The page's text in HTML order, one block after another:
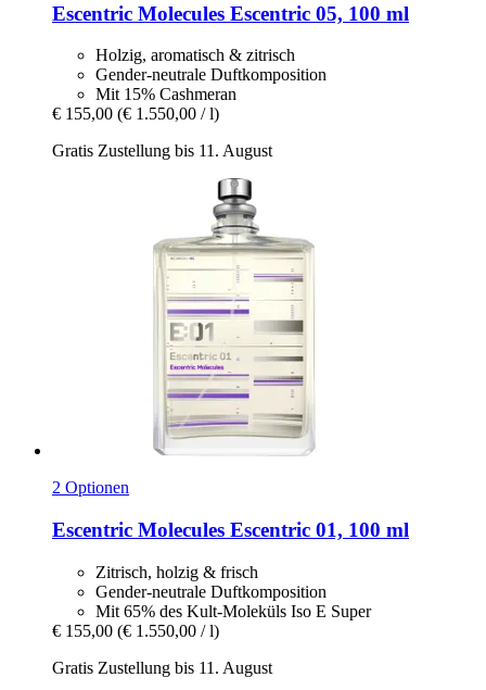
Escentric Molecules Escentric 05, 100 ml
Holzig, aromatisch & zitrisch
Gender-neutrale Duftkomposition
Mit 15% Cashmeran
€ 155,00 (€ 1.550,00 / l)
Gratis Zustellung bis 11. August
2 Optionen
Escentric Molecules Escentric 01, 100 ml
Zitrisch, holzig & frisch
Gender-neutrale Duftkomposition
Mit 65% des Kult-Moleküls Iso E Super
€ 155,00 (€ 1.550,00 / l)
Gratis Zustellung bis 11. August